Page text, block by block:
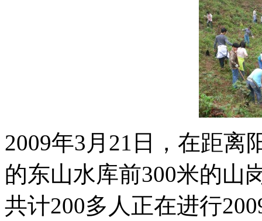
2009年3月21日，在距离
的东山水库前300米的山
共计200多人正在进行